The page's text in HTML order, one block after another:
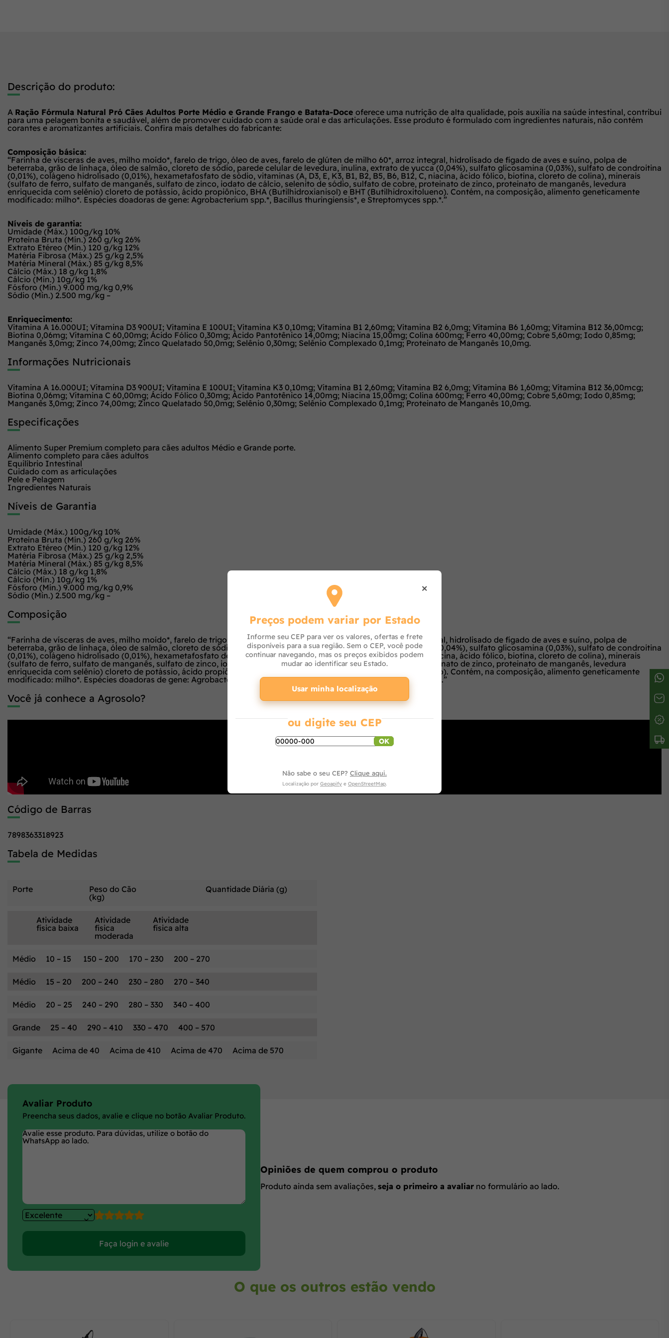
Descrição do produto:
A Ração Fórmula Natural Pró Cães Adultos Porte Médio e Grande Frango e Batata-Doce oferece uma nutrição de alta qualidade, pois auxilia na saúde intestinal, contribui
para uma pelagem bonita e saudável, além de promover cuidado com a saúde oral e das articulações. Esse produto é formulado com ingredientes naturais, não contém
corantes e aromatizantes artificiais. Confira mais detalhes do fabricante:
Composição básica:
“Farinha de vísceras de aves, milho moído*, farelo de trigo, óleo de aves, farelo de glúten de milho 60*, arroz integral, hidrolisado de fígado de aves e suíno, polpa de
beterraba, grão de linhaça, óleo de salmão, cloreto de sódio, parede celular de levedura, inulina, extrato de yucca (0,04%), sulfato glicosamina (0,03%), sulfato de condroitina
(0,01%), colágeno hidrolisado (0,01%), hexametafosfato de sódio, vitaminas (A, D3, E, K3, B1, B2, B5, B6, B12, C, niacina, ácido fólico, biotina, cloreto de colina), minerais
(sulfato de ferro, sulfato de manganês, sulfato de zinco, iodato de cálcio, selenito de sódio, sulfato de cobre, proteinato de zinco, proteinato de manganês, levedura
enriquecida com selênio) cloreto de potássio, ácido propiônico, BHA (Butilhidroxianisol) e BHT (Butilhidroxitolueno). Contém, na composição, alimento geneticamente
modificado: milho*. Espécies doadoras de gene: Agrobacterium spp.*, Bacillus thuringiensis*, e Streptomyces spp.*.”
Níveis de garantia:
Umidade (Máx.) 100g/kg 10%
Proteína Bruta (Mín.) 260 g/kg 26%
Extrato Etéreo (Mín.) 120 g/kg 12%
Matéria Fibrosa (Máx.) 25 g/kg 2,5%
Matéria Mineral (Máx.) 85 g/kg 8,5%
Cálcio (Máx.) 18 g/kg 1,8%
Cálcio (Mín.) 10g/kg 1%
Fósforo (Mín.) 9.000 mg/kg 0,9%
Sódio (Mín.) 2.500 mg/kg –
Enriquecimento:
Vitamina A 16.000UI; Vitamina D3 900UI; Vitamina E 100UI; Vitamina K3 0,10mg; Vitamina B1 2,60mg; Vitamina B2 6,0mg; Vitamina B6 1,60mg; Vitamina B12 36,00mcg;
Biotina 0,06mg; Vitamina C 60,00mg; Ácido Fólico 0,30mg; Ácido Pantotênico 14,00mg; Niacina 15,00mg; Colina 600mg; Ferro 40,00mg; Cobre 5,60mg; Iodo 0,85mg;
Manganês 3,0mg; Zinco 74,00mg; Zinco Quelatado 50,0mg; Selênio 0,30mg; Selênio Complexado 0,1mg; Proteinato de Manganês 10,0mg.
Informações Nutricionais
Vitamina A 16.000UI; Vitamina D3 900UI; Vitamina E 100UI; Vitamina K3 0,10mg; Vitamina B1 2,60mg; Vitamina B2 6,0mg; Vitamina B6 1,60mg; Vitamina B12 36,00mcg;
Biotina 0,06mg; Vitamina C 60,00mg; Ácido Fólico 0,30mg; Ácido Pantotênico 14,00mg; Niacina 15,00mg; Colina 600mg; Ferro 40,00mg; Cobre 5,60mg; Iodo 0,85mg;
Manganês 3,0mg; Zinco 74,00mg; Zinco Quelatado 50,0mg; Selênio 0,30mg; Selênio Complexado 0,1mg; Proteinato de Manganês 10,0mg.
Especificações
Alimento Super Premium completo para cães adultos Médio e Grande porte.
Alimento completo para cães adultos
Equilíbrio Intestinal
Cuidado com as articulações
Pele e Pelagem
Ingredientes Naturais
Níveis de Garantia
Umidade (Máx.) 100g/kg 10%
Proteína Bruta (Mín.) 260 g/kg 26%
Extrato Etéreo (Mín.) 120 g/kg 12%
Matéria Fibrosa (Máx.) 25 g/kg 2,5%
Matéria Mineral (Máx.) 85 g/kg 8,5%
Cálcio (Máx.) 18 g/kg 1,8%
Cálcio (Mín.) 10g/kg 1%
Fósforo (Mín.) 9.000 mg/kg 0,9%
Sódio (Mín.) 2.500 mg/kg –
Composição
“Farinha de vísceras de aves, milho moído*, farelo de trigo, óleo de aves, farelo de glúten de milho 60*, arroz integral, hidrolisado de fígado de aves e suíno, polpa de
beterraba, grão de linhaça, óleo de salmão, cloreto de sódio, parede celular de levedura, inulina, extrato de yucca (0,04%), sulfato glicosamina (0,03%), sulfato de condroitina
(0,01%), colágeno hidrolisado (0,01%), hexametafosfato de sódio, vitaminas (A, D3, E, K3, B1, B2, B5, B6, B12, C, niacina, ácido fólico, biotina, cloreto de colina), minerais
(sulfato de ferro, sulfato de manganês, sulfato de zinco, iodato de cálcio, selenito de sódio, sulfato de cobre, proteinato de zinco, proteinato de manganês, levedura
enriquecida com selênio) cloreto de potássio, ácido propiônico, BHA (Butilhidroxianisol) e BHT (Butilhidroxitolueno). Contém, na composição, alimento geneticamente
modificado: milho*. Espécies doadoras de gene: Agrobacterium spp.*, Bacillus thuringiensis*, e Streptomyces spp.*.”
Você já conhece a Agrosolo?
Código de Barras
7898363318923
Tabela de Medidas
Porte
Peso do Cão
(kg)
Quantidade Diária (g)
Atividade
física baixa
Atividade
física
moderada
Atividade
física alta
Médio 10 – 15 150 – 200 170 – 230 200 – 270
Médio 15 – 20 200 – 240 230 – 280 270 – 340
Médio 20 – 25 240 – 290 280 – 330 340 – 400
Grande 25 – 40 290 – 410 330 – 470 400 – 570
Gigante Acima de 40 Acima de 410 Acima de 470 Acima de 570
Avaliar Produto
Preencha seus dados, avalie e clique no botão Avaliar Produto.
Faça login e avalie
Opiniões de quem comprou o produto
Produto ainda sem avaliações, seja o primeiro a avaliar no formulário ao lado.
O que os outros estão vendo
×
Preços podem variar por Estado
Informe seu CEP para ver os valores, ofertas e frete
disponíveis para a sua região. Sem o CEP, você pode
continuar navegando, mas os preços exibidos podem
mudar ao identificar seu Estado.
Usar minha localização
ou digite seu CEP
OK
Não sabe o seu CEP? Clique aqui.
Localização por Geoapify e OpenStreetMap.